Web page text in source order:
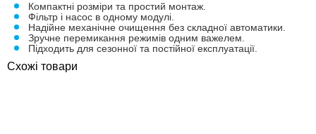
Компактні розміри та простий монтаж.
Фільтр і насос в одному модулі.
Надійне механічне очищення без складної автоматики.
Зручне перемикання режимів одним важелем.
Підходить для сезонної та постійної експлуатації.
Схожі товари